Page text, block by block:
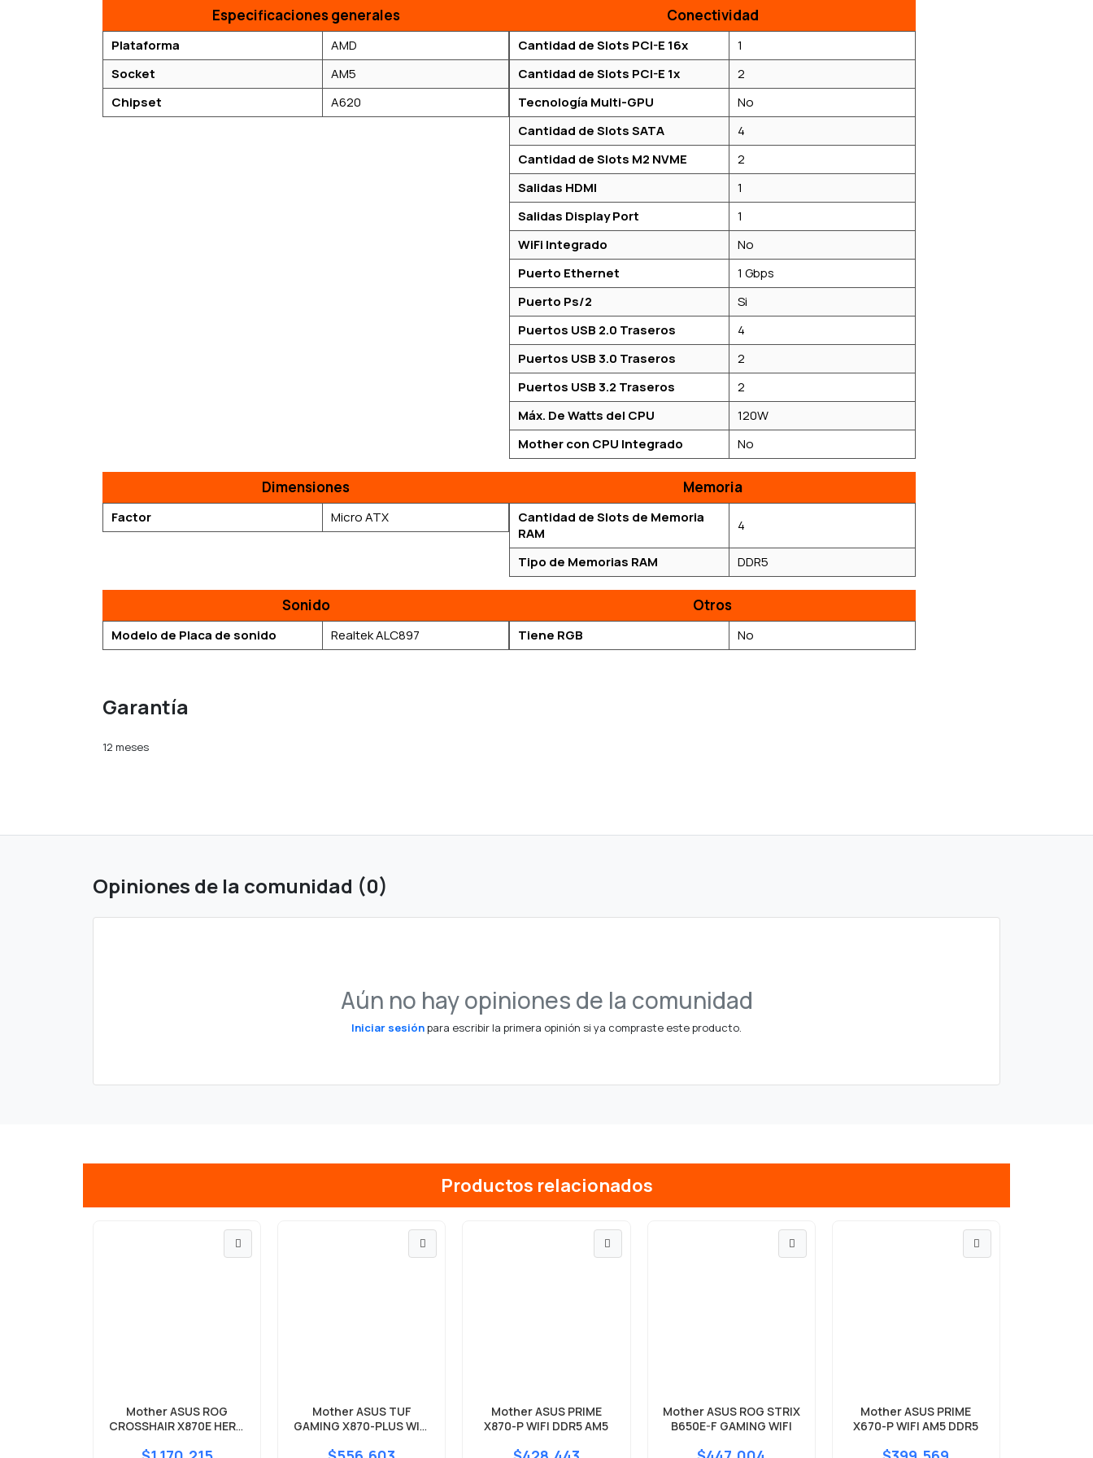
Especificaciones generales
Plataforma
AMD
Socket
AM5
Chipset
A620
Conectividad
Cantidad de Slots PCI-E 16x
1
Cantidad de Slots PCI-E 1x
2
Tecnología Multi-GPU
No
Cantidad de Slots SATA
4
Cantidad de Slots M2 NVME
2
Salidas HDMI
1
Salidas Display Port
1
WiFi Integrado
No
Puerto Ethernet
1 Gbps
Puerto Ps/2
Si
Puertos USB 2.0 Traseros
4
Puertos USB 3.0 Traseros
2
Puertos USB 3.2 Traseros
2
Máx. De Watts del CPU
120W
Mother con CPU Integrado
No
Dimensiones
Factor Micro ATX
Memoria
Cantidad de Slots de Memoria
RAM
4
Tipo de Memorias RAM DDR5
Sonido
Modelo de Placa de sonido Realtek ALC897
Otros
Tiene RGB No
Garantía
12 meses
Opiniones de la comunidad (0)
Aún no hay opiniones de la comunidad
Iniciar sesiónpara escribir la primera opinión si ya compraste este producto.
Productos relacionados
Mother ASUS ROG
CROSSHAIR X870E HERO
Mother ASUS TUF
GAMING X870-PLUS WIFI
Mother ASUS PRIME
X870-P WIFI DDR5 AM5
Mother ASUS ROG STRIX
B650E-F GAMING WIFI
Mother ASUS PRIME
X670-P WIFI AM5 DDR5